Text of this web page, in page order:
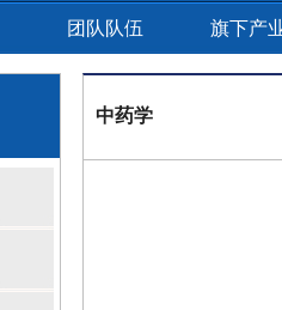
团队队伍 旗下产
中药学